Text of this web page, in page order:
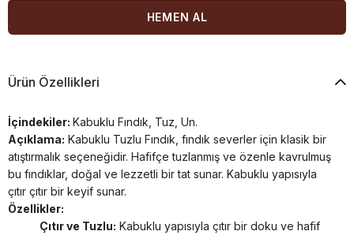
Ürün Özellikleri
İçindekiler: Kabuklu Fındık, Tuz, Un.
Açıklama: Kabuklu Tuzlu Fındık, fındık severler için klasik bir
atıştırmalık seçeneğidir. Hafifçe tuzlanmış ve özenle kavrulmuş
bu fındıklar, doğal ve lezzetli bir tat sunar. Kabuklu yapısıyla
çıtır çıtır bir keyif sunar.
Özellikler:
Çıtır ve Tuzlu: Kabuklu yapısıyla çıtır bir doku ve hafif